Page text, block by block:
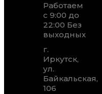
Работаем
с 9:00 до
22:00 Без
выходных
г.
Иркутск,
ул.
Байкальская,
106